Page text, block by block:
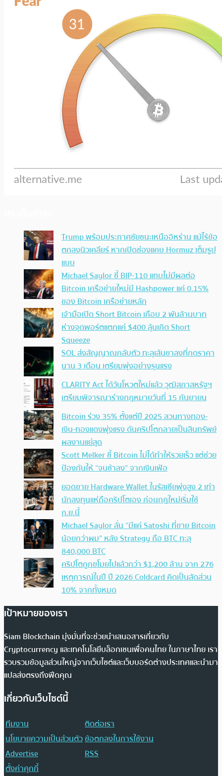
Trump พร้อมประกาศชัยชนะเหนืออิหร่าน แม้ไร้ข้อ
ตกลงนิวเคลียร์ หากเปิดช่องแคบ Hormuz เต็มรูป
แบบ
Michael Saylor ชี้ BIP-110 แทบไม่มีผลต่อ
Bitcoin เครือข่ายใหม่มี Hashpower แค่ 0.15%
ของ Bitcoin เครือข่ายหลัก
เจ้ามือเปิด Short Bitcoin เกือบ 2 พันล้านบาท
ห่างจุดพอร์ตแตกแค่ $400 ลุ้นเกิด Short
Squeeze
SOL ส่งสัญญาณกลับตัว ทะลุเส้นขาลงที่กดราคา
นาน 3 เดือน เตรียมพุ่งอย่างรุนแรง
CLARITY Act ได้วันโหวตใหม่แล้ว วุฒิสภาสหรัฐฯ
เตรียมพิจารณาร่างกฎหมายวันที่ 15 กันยายน
Bitcoin ร่วง 35% ตั้งแต่ปี 2025 สวนทางทอง-
เงิน-ทองแดงพุ่งแรง ดันคริปโตกลายเป็นสินทรัพย์
ผลงานแย่สุด
Scott Melker ชี้ Bitcoin ไม่ได้ทำให้รวยเร็ว แต่ช่วย
ป้องกันให้ “จนช้าลง” จากเงินเฟ้อ
ยอดขาย Hardware Wallet ในรัสเซียพุ่งสูง 2 เท่า
นักลงทุนแห่ถือคริปโตเอง ก่อนกฎใหม่เริ่มใช้
ก.ย.นี้
Michael Saylor ลั่น “มีแค่ Satoshi ที่ขาย Bitcoin
น้อยกว่าผม” หลัง Strategy ถือ BTC ทะลุ
840,000 BTC
คริปโตถูกขโมยไปแล้วกว่า $1,200 ล้าน จาก 276
เหตุการณ์ในปี ปี 2026 Coldcard คิดเป็นสัดส่วน
10% จากทั้งหมด
เป้าหมายของเรา
Siam Blockchain มุ่งมั่นที่จะช่วยนำเสนอสารเกี่ยวกับ
Cryptocurrency และเทคโนโลยีบล็อกเชนเพื่อคนไทย ในภาษาไทย เรา
รวบรวมข้อมูลส่วนใหญ่จากเว็บไซต์และเว็บบอร์ดต่างประเทศและนำมา
แปลส่งตรงถึงฟีดคุณ
เกี่ยวกับเว็บไซต์นี้
ทีมงาน
ติดต่อเรา
นโยบายความเป็นส่วนตัวข้อตกลงในการใช้งาน
Advertise
RSS
ตั้งค่าคุกกี้